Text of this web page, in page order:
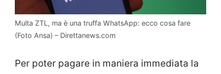
Multa ZTL, ma è una truffa WhatsApp: ecco cosa fare
(Foto Ansa) – Direttanews.com
Per poter pagare in maniera immediata la